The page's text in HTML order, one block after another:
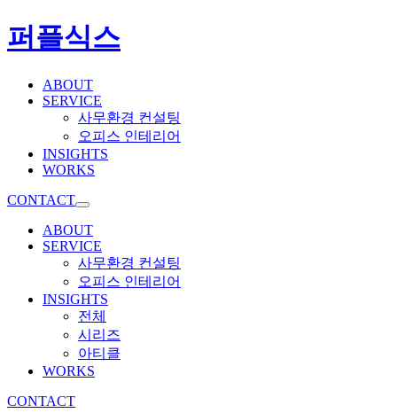
퍼플식스
ABOUT
SERVICE
사무환경 컨설팅
오피스 인테리어
INSIGHTS
WORKS
CONTACT
ABOUT
SERVICE
사무환경 컨설팅
오피스 인테리어
INSIGHTS
전체
시리즈
아티클
WORKS
CONTACT